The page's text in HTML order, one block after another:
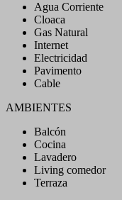
Agua Corriente
Cloaca
Gas Natural
Internet
Electricidad
Pavimento
Cable
AMBIENTES
Balcón
Cocina
Lavadero
Living comedor
Terraza